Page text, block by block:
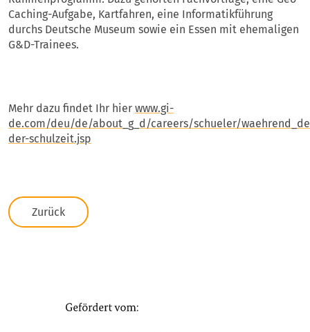
Caching-Aufgabe, Kartfahren, eine Informatikführung
durchs Deutsche Museum sowie ein Essen mit ehemaligen
G&D-Trainees.
Mehr dazu findet Ihr hier www.gi-
de.com/deu/de/about_g_d/careers/schueler/
der-schulzeit.jsp
Zurück